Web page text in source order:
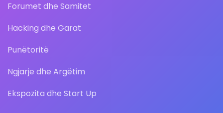
Forumet dhe Samitet
Hacking dhe Garat
Punëtoritë
Ngjarje dhe Argëtim
Ekspozita dhe Start Up